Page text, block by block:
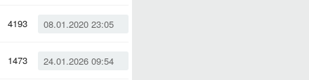
08.01.2020 23:05
4193
24.01.2026 09:54
1473